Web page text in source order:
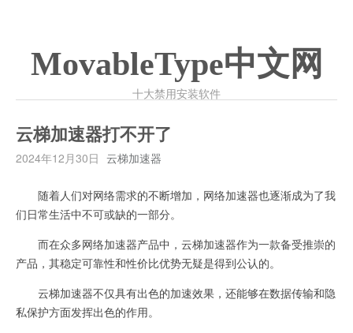
MovableType中文网
十大禁用安装软件
云梯加速器打不开了
2024年12月30日 云梯加速器
随着人们对网络需求的不断增加，网络加速器也逐渐成为了我
们日常生活中不可或缺的一部分。
而在众多网络加速器产品中，云梯加速器作为一款备受推崇的
产品，其稳定可靠性和性价比优势无疑是得到公认的。
云梯加速器不仅具有出色的加速效果，还能够在数据传输和隐
私保护方面发挥出色的作用。